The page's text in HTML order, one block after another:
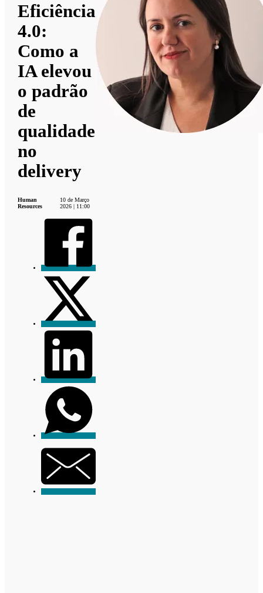
Eficiência
4.0:
Como a
IA elevou
o padrão
de
qualidade
no
delivery
Human
Resources
10 de Março
2026 | 11:00